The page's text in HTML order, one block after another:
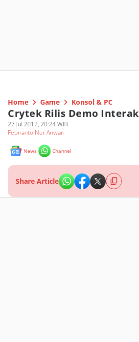
Home Game Konsol & PC
Crytek Rilis Demo
27 Jul 2012, 20:24 WIB
Febrianto Nur Anwari
News Channel
Share Article